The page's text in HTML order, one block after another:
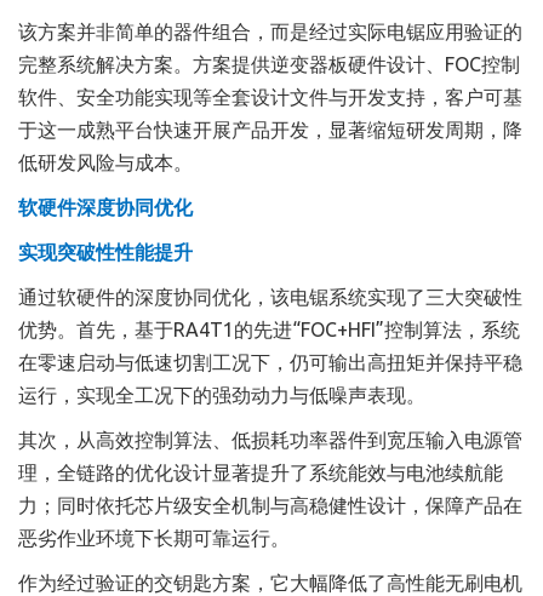
该方案并非简单的器件组合，而是经过实际电锯应用验证的
完整系统解决方案。方案提供逆变器板硬件设计、FOC控制
软件、安全功能实现等全套设计文件与开发支持，客户可基
于这一成熟平台快速开展产品开发，显著缩短研发周期，降
低研发风险与成本。
软硬件深度协同优化
实现突破性性能提升
通过软硬件的深度协同优化，该电锯系统实现了三大突破性
优势。首先，基于RA4T1的先进“FOC+HFI”控制算法，系统
在零速启动与低速切割工况下，仍可输出高扭矩并保持平稳
运行，实现全工况下的强劲动力与低噪声表现。
其次，从高效控制算法、低损耗功率器件到宽压输入电源管
理，全链路的优化设计显著提升了系统能效与电池续航能
力；同时依托芯片级安全机制与高稳健性设计，保障产品在
恶劣作业环境下长期可靠运行。
作为经过验证的交钥匙方案，它大幅降低了高性能无刷电机